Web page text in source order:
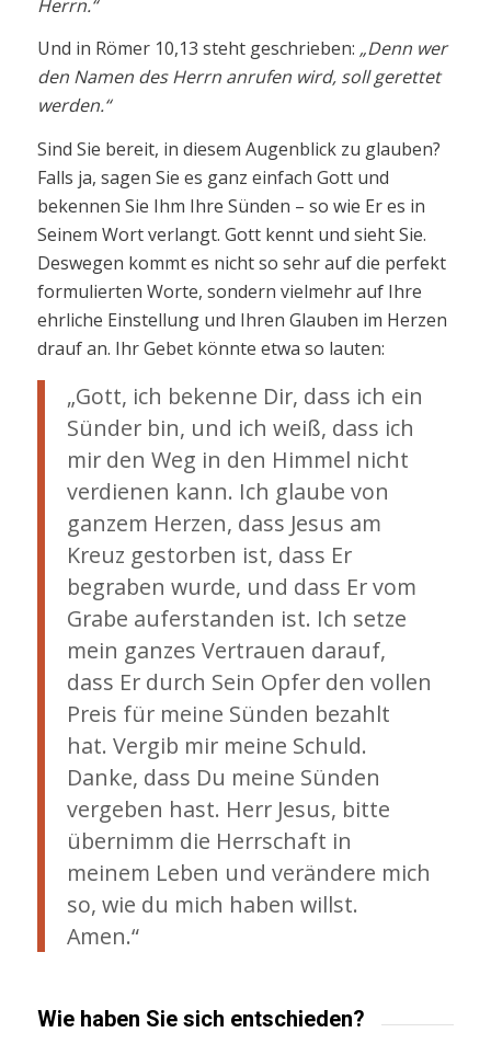
Herrn.“
Und in Römer 10,13 steht geschrieben: „Denn wer
den Namen des Herrn anrufen wird, soll gerettet
werden.“
Sind Sie bereit, in diesem Augenblick zu glauben?
Falls ja, sagen Sie es ganz einfach Gott und
bekennen Sie Ihm Ihre Sünden – so wie Er es in
Seinem Wort verlangt. Gott kennt und sieht Sie.
Deswegen kommt es nicht so sehr auf die perfekt
formulierten Worte, sondern vielmehr auf Ihre
ehrliche Einstellung und Ihren Glauben im Herzen
drauf an. Ihr Gebet könnte etwa so lauten:
„Gott, ich bekenne Dir, dass ich ein
Sünder bin, und ich weiß, dass ich
mir den Weg in den Himmel nicht
verdienen kann. Ich glaube von
ganzem Herzen, dass Jesus am
Kreuz gestorben ist, dass Er
begraben wurde, und dass Er vom
Grabe auferstanden ist. Ich setze
mein ganzes Vertrauen darauf,
dass Er durch Sein Opfer den vollen
Preis für meine Sünden bezahlt
hat. Vergib mir meine Schuld.
Danke, dass Du meine Sünden
vergeben hast. Herr Jesus, bitte
übernimm die Herrschaft in
meinem Leben und verändere mich
so, wie du mich haben willst.
Amen.“
Wie haben Sie sich entschieden?